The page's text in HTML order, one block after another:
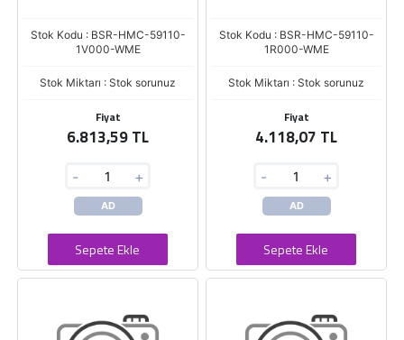
Stok Kodu : BSR-HMC-59110-
1V000-WME
Stok Miktarı : Stok sorunuz
Fiyat
6.813,59 TL
- +
AD
Sepete Ekle
Stok Kodu : BSR-HMC-59110-
1R000-WME
Stok Miktarı : Stok sorunuz
Fiyat
4.118,07 TL
- +
AD
Sepete Ekle